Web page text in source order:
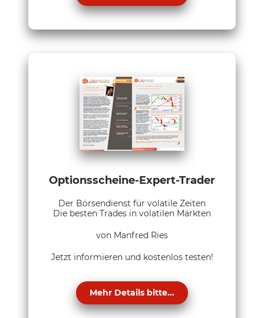
Optionsscheine-Expert-Trader
Der Börsendienst für volatile Zeiten
Die besten Trades in volatilen Märkten
von Manfred Ries
Jetzt informieren und kostenlos testen!
Mehr Details bitte...